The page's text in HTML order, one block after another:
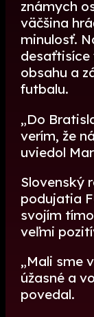
známych
väčšina
minulosť.
desaťtisíce
obsahu a
futbalu.
„Do
verím, že
uviedol
Slovenský
podujatia
svojím
veľmi
„Mali sme
úžasné a
povedal.